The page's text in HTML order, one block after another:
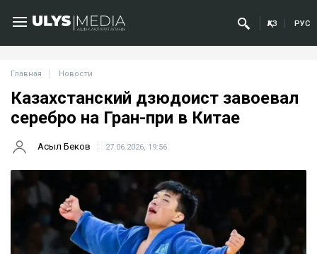
ҚАЗ РУС
Главная Новости
Казахстанский дзюдоист завоевал
серебро на Гран-при в Китае
Асыл Беков 27.06.2026, 19:56